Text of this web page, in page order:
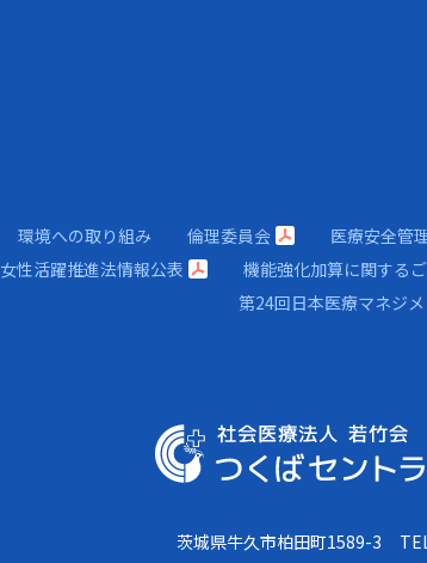
環境への取り組み 倫理委員会 医療安全管
女性活躍推進法情報公表 機能強化加算に関する
第24回日本医療マネジ
茨城県牛久市柏田町1589-3